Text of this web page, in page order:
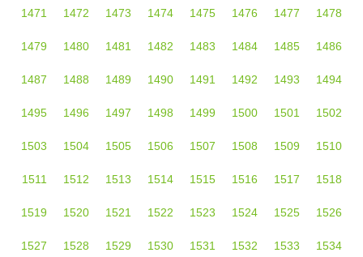
1471 1472 1473 1474 1475 1476 1477 1478
1479 1480 1481 1482 1483 1484 1485 1486
1487 1488 1489 1490 1491 1492 1493 1494
1495 1496 1497 1498 1499 1500 1501 1502
1503 1504 1505 1506 1507 1508 1509 1510
1511 1512 1513 1514 1515 1516 1517 1518
1519 1520 1521 1522 1523 1524 1525 1526
1527 1528 1529 1530 1531 1532 1533 1534